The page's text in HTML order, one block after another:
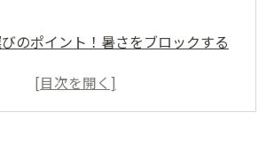
のポイント！暑さをブロックする
を実現するカーテンの取り入れ方